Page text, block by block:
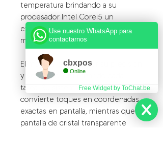
temperatura brindando a su
procesador Intel Corei5 un
excelente rendimiento con un
mínimo de energía.
El monitor destaca por su precisión
y velocidad, optimizando cada
tarea. Su sistema avanzado
convierte toques en coordenadas
exactas en pantalla, mientras que la
pantalla de cristal transparente
Use nuestro WhatsApp para
contactarnos
cbxpos
Online
Free Widget by ToChat.be